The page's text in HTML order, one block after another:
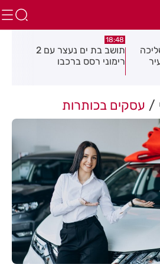
18:48
תושב בת ים נעצר עם 2
רימוני רסס ברכבו
עסקים בכותרות